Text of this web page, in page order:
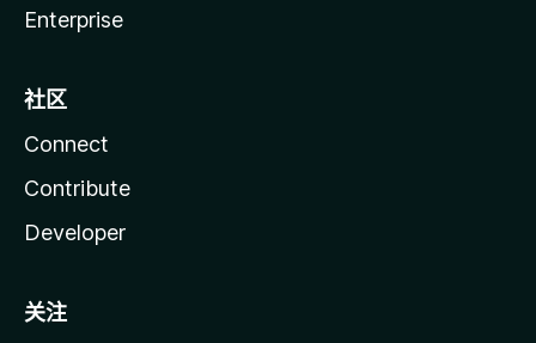
Enterprise
社区
Connect
Contribute
Developer
关注